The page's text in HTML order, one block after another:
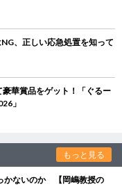
、正しい応急処置を知って
豪華賞品をゲット！「ぐるー
」
もっと見る
かないのか 【岡嶋教授の